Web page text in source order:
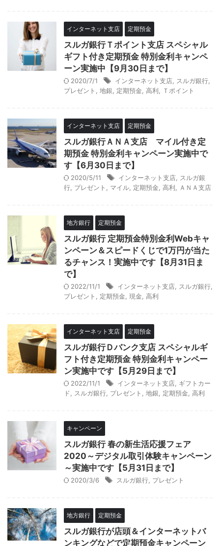
インターネット支店 定期預金
スルガ銀行Ｔポイント支店 スペシャル
ギフト付き定期預金 特別金利キャンペ
ーン実施中【9月30日まで】
2020/7/1 インターネット支店 スルガ銀行
プレゼント
地銀 定期預金 高利 Ｔポイント
インターネット支店 定期預金
スルガ銀行ＡＮＡ支店 マイル付き定
期預金 特別金利キャンペーン実施中で
す【6月30日まで】
2020/5/11 インターネット支店
スルガ銀
行 プレゼント マイル 定期預金 高利 ＡＮＡ支店
地方銀行 定期預金
スルガ銀行 定期預金特別金利Webキャ
ンペーン＆スピードくじで1万円が当た
るチャンス！実施中です【8月31日ま
で】
2022/11/1 インターネット支店 スルガ銀行
プレゼント
定期預金 現金 高利
インターネット支店 定期預金
スルガ銀行Ｄバンク支店 スペシャルギ
フト付き定期預金 特別金利キャンペー
ン実施中です【5月29日まで】
2022/11/1 インターネット支店 ギフトカー
ド
スルガ銀行 プレゼント 地銀 定期預金 高利
キャンペーン
スルガ銀行 春の新生活応援フェア
2020～デジタル取引体験キャンペーン
～実施中です【5月31日まで】
2020/3/6 スルガ銀行 プレゼント
地方銀行 定期預金
スルガ銀行が店頭＆インターネットバ
ンキングなどで定期預金キャンペーン